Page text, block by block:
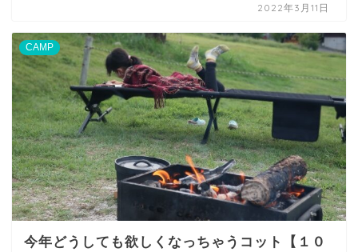
2022年3月11日
CAMP
今年どうしても欲しくなっちゃうコット【１０